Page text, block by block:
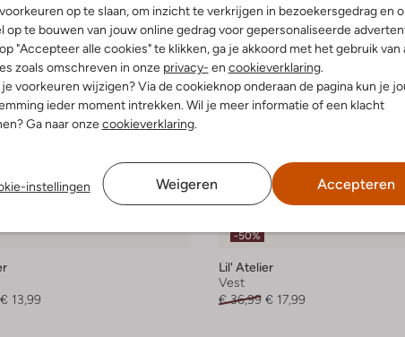
op te slaan, om inzicht te verkrijgen in bezoekersgedrag en
op te bouwen van jouw online gedrag voor gepersonaliseerde
"Accepteer alle cookies" te klikken, ga je akkoord met het gebruik van
zoals omschreven in onze privacy- en cookieverklaring.
voorkeuren wijzigen? Via de cookieknop onderaan de pagina kun je
ieder moment intrekken. Wil je meer informatie of een klacht
Ga naar onzecookieverklaring.
instellingen Weigeren Accepteren
€ 13,99
-50%
Lil' Atelier
Vest
€ 36,99 € 17,99